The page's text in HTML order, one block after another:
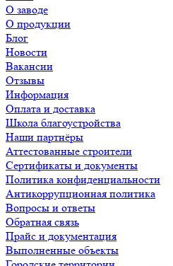
О заводе
О продукции
Блог
Новости
Вакансии
Отзывы
Информация
Оплата и доставка
Школа благоустройства
Наши партнёры
Аттестованные строители
Сертификаты и документы
Политика конфиденциальности
Антикоррупционная политика
Вопросы и ответы
Обратная связь
Прайс и документация
Выполненные объекты